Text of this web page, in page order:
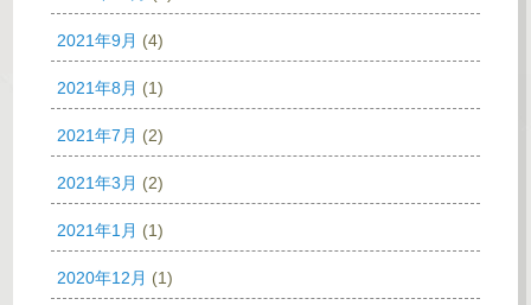
2021年9月 (4)
2021年8月 (1)
2021年7月 (2)
2021年3月 (2)
2021年1月 (1)
2020年12月 (1)